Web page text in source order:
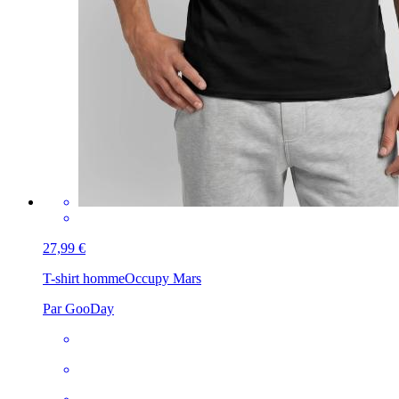
27,99 €
T-shirt hommeOccupy Mars
Par GooDay